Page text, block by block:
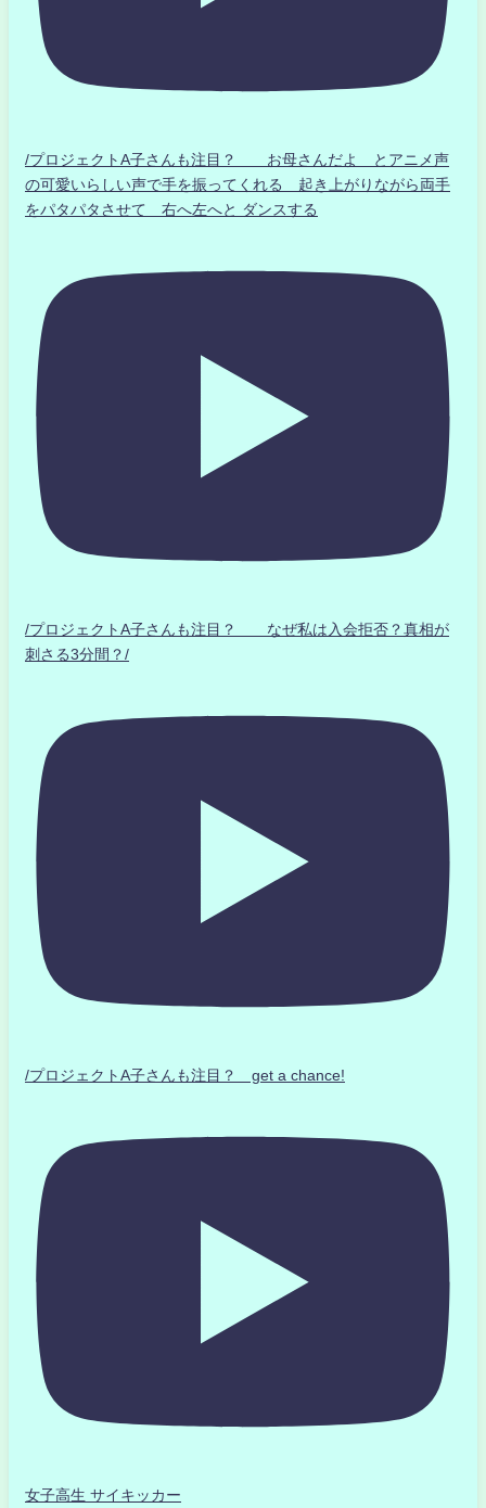
/プロジェクトA子さんも注目？ お母さんだよ とアニメ声
の可愛いらしい声で手を振ってくれる 起き上がりながら両手
をパタパタさせて 右へ左へと ダンスする
/プロジェクトA子さんも注目？ なぜ私は入会拒否？真相が
刺さる3分間？/
/プロジェクトA子さんも注目？ get a chance!
女子高生 サイキッカー